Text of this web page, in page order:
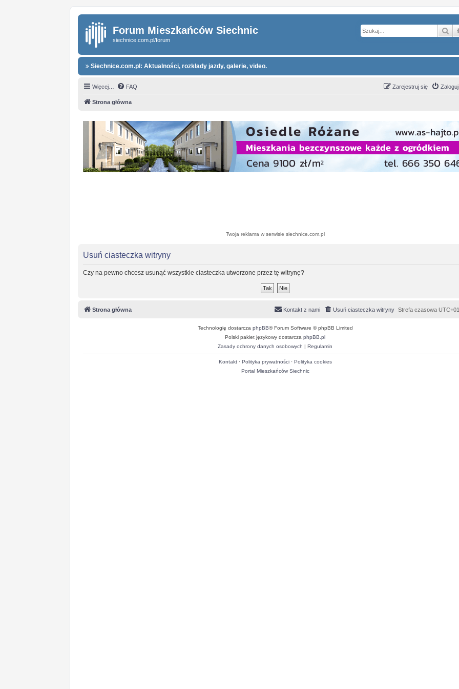
Forum Mieszkańców Siechnic
siechnice.com.pl/forum
Siechnice.com.pl: Aktualności, rozkłady jazdy, galerie, video.
Więcej… FAQ Zarejestruj się
Strona główna
Twoja reklama w serwisie siechnice.com.pl
Usuń ciasteczka witryny
Czy na pewno chcesz usunąć wszystkie ciasteczka utworzone przez tę witrynę?
Strona główna Strefa czasowa
Usuń ciasteczka witryny
Kontakt z nami
Technologię dostarcza phpBB® Forum Software © phpBB Limited
Polski pakiet językowy dostarcza phpBB.pl
Zasady ochrony danych osobowych | Regulamin
Kontakt· Polityka prywatności· Polityka cookies
Portal Mieszkańców Siechnic